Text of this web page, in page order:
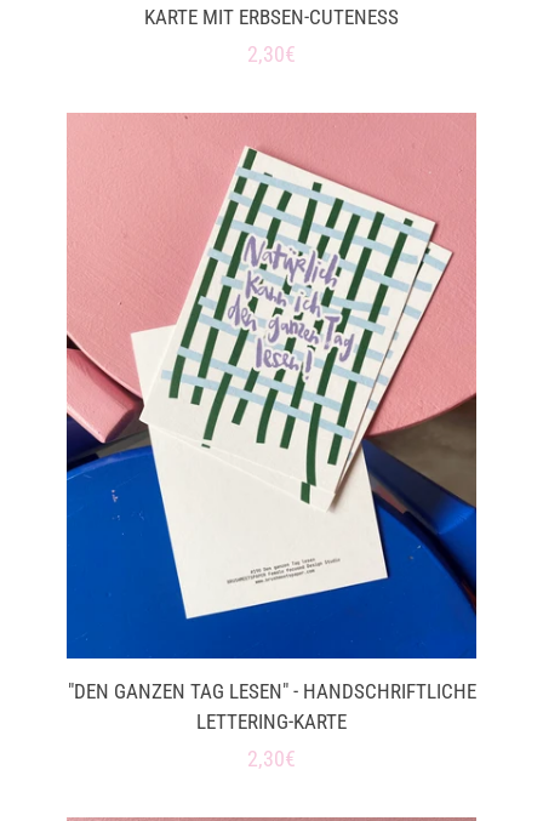
KARTE MIT ERBSEN-CUTENESS
Normaler
2,30€
"DEN GANZEN TAG LESEN" - HANDSCHRIFTLICHE
LETTERING-KARTE
Normaler
2,30€